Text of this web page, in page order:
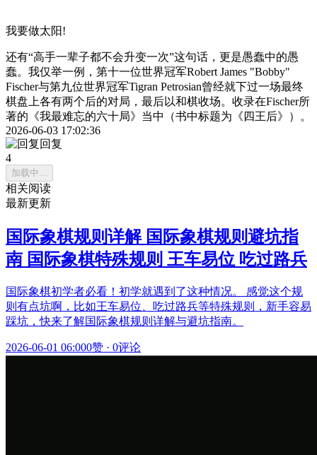
我要做太阳!
还有“高手一辈子都不会升变一次”这句话，更是愚蠢中的愚
蠢。我仅举一例，第十一位世界冠军Robert James "Bobby"
Fischer与第九位世界冠军Tigran Petrosian曾经就下过一场最终
棋盘上各有两个后的对局，最后以和棋收场。收录在Fischer所
著的《我最难忘的六十局》当中（书中标题为《四王后》）。
2026-06-03 17:02:36
回复
4
加载中...
相关阅读
最新更新
国际象棋规则详解 国际象棋规则避坑指
南 国际象棋特殊规则 王车易位 吃过路兵
国际象棋初学者必看！初学就遇到了这种情况。 感觉这个规
则有点坑啊，比如王车易位、吃过路兵等特殊规则，新手容易
踩坑，快来了解国际象棋规则详解与避坑指南。
2026-06-01 06:000赞 · 0评论